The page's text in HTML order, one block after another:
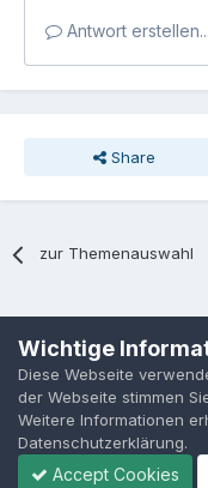
Antwort erstellen...
Share
zur Themenauswahl
Wichtige
Diese Webseite
der Webseite stimmen
Weitere Informationen
Datenschutzerklärung.
Accept Cookies